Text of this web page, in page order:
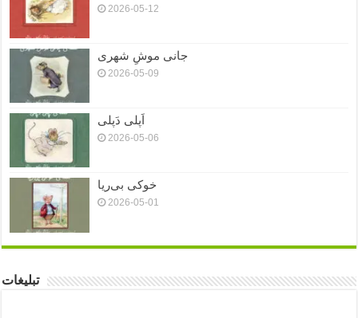
2026-05-12
جانی موشِ شهری
2026-05-09
اَپلی دَپلی
2026-05-06
خوکی بی‌ریا
2026-05-01
تبلیغات